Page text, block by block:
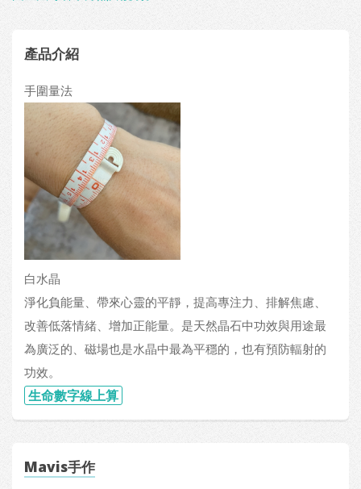
產品介紹
手圍量法
白水晶
淨化負能量、帶來心靈的平靜，提高專注力、排解焦慮、
改善低落情緒、增加正能量。是天然晶石中功效與用途最
為廣泛的、磁場也是水晶中最為平穩的，也有預防輻射的
功效。
生命數字線上算
Mavis手作